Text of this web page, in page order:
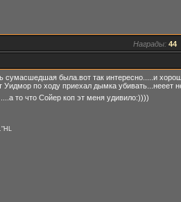
Награды: 44
была.вот так интересно.....и
по ходу приехал дымка убивать...нееет
....а то что Сойер коп эт меня удивило:))))